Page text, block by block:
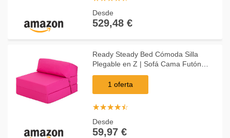
Desde
529,48 €
Ready Steady Bed Cómoda Silla
Plegable en Z | Sofá Cama Futón
Ligero | Cubierta Suave y Resistente
al Agua | Colchón Individual de diseño
ergonómico Z
1 oferta
☆☆☆☆☆
★★★★★
Desde
59,97 €